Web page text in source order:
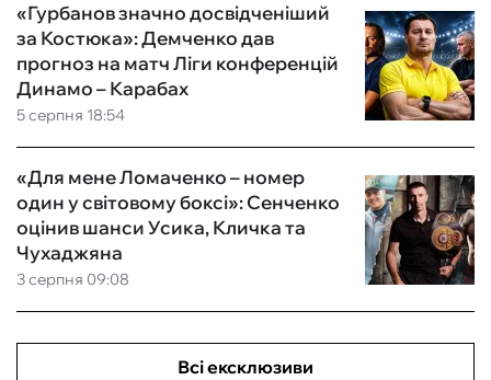
5 серпня 18:54
«Гурбанов значно досвідченіший
за Костюка»: Демченко дав
прогноз на матч Ліги конференцій
Динамо – Карабах
3 серпня 09:08
«Для мене Ломаченко – номер
один у світовому боксі»: Сенченко
оцінив шанси Усика, Кличка та
Чухаджяна
Всі ексклюзиви